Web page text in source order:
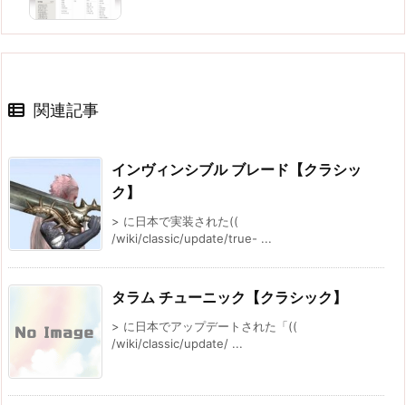
関連記事
インヴィンシブル ブレード【クラシッ
ク】
> に日本で実装された((
/wiki/classic/update/true- ...
タラム チューニック【クラシック】
> に日本でアップデートされた「((
/wiki/classic/update/ ...